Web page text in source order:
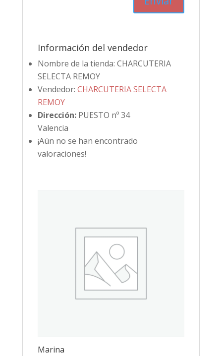
Información del vendedor
Nombre de la tienda: CHARCUTERIA
SELECTA REMOY
Vendedor: CHARCUTERIA SELECTA
REMOY
Dirección: PUESTO nº 34
Valencia
¡Aún no se han encontrado
valoraciones!
Marina